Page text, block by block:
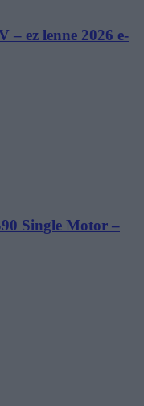
– ez lenne 2026 e-
Single Motor –